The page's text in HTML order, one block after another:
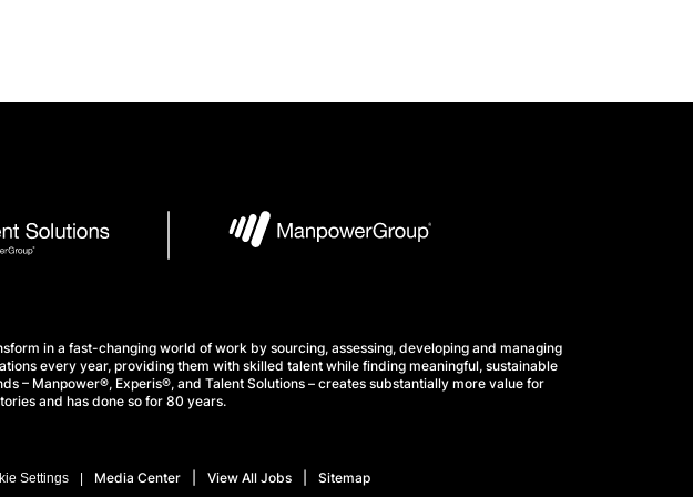
in a fast-changing world of work by sourcing, assessing, developing and managing
every year, providing them with skilled talent while finding meaningful, sustainable
– Manpower®, Experis®, and Talent Solutions – creates substantially more value for
and has done so for 80 years.
Settings Media Center View All Jobs Sitemap